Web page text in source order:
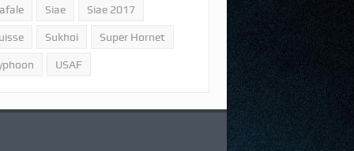
Siae Siae 2017
Sukhoi Super Hornet
USAF